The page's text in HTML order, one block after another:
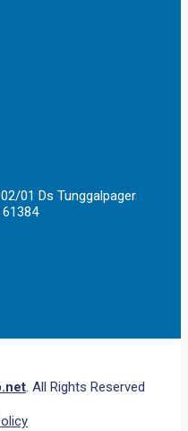
01 Ds Tunggalpager
. All Rights Reserved